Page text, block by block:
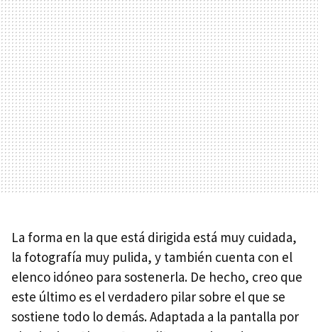
La forma en la que está dirigida está muy cuidada,
la fotografía muy pulida, y también cuenta con el
elenco idóneo para sostenerla. De hecho, creo que
este último es el verdadero pilar sobre el que se
sostiene todo lo demás. Adaptada a la pantalla por